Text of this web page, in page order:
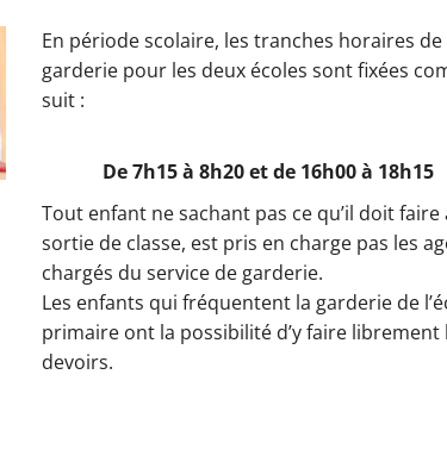
En période scolaire, les tranches horaires de
garderie pour les deux écoles sont fixées
suit :
De 7h15 à 8h20 et de 16h00 à 18h15
Tout enfant ne sachant pas ce qu’il doit faire
sortie de classe, est pris en charge pas les
chargés du service de garderie.
Les enfants qui fréquentent la garderie de
primaire ont la possibilité d’y faire librement
devoirs.